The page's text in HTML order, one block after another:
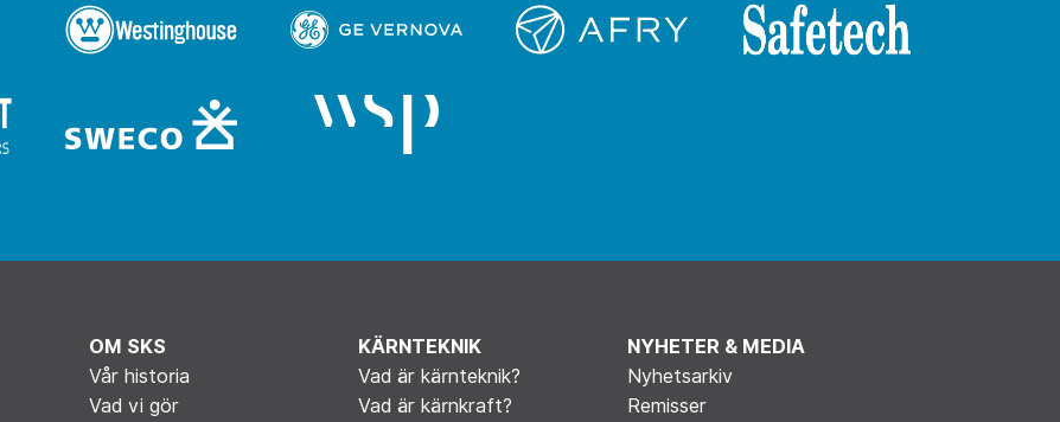
OM SKS
Vår historia
Vad vi gör
KÄRNTEKNIK
Vad är kärnteknik?
Vad är kärnkraft?
NYHETER & MEDIA
Nyhetsarkiv
Remisser